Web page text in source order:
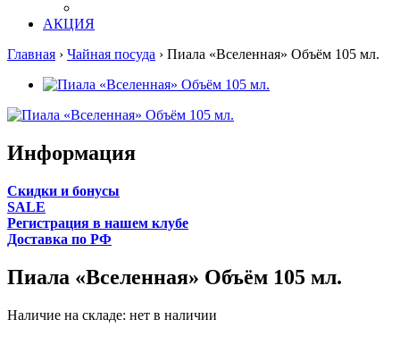
АКЦИЯ
Главная › Чайная посуда › Пиала «Вселенная» Объём 105 мл.
Информация
Cкидки и бонусы
SALE
Регистрация в нашем клубе
Доставка по РФ
Пиала «Вселенная» Объём 105 мл.
Наличие на складе: нет в наличии